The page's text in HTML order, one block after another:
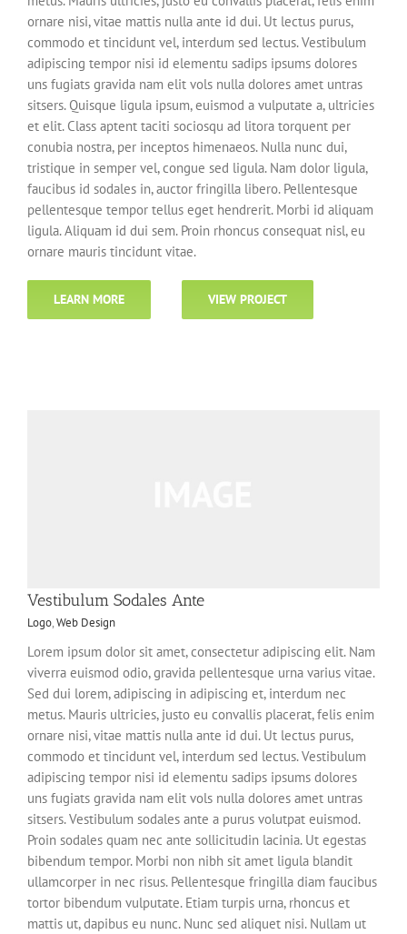
ornare nisi, vitae mattis nulla ante id dui. Ut lectus purus,
commodo et tincidunt vel, interdum sed lectus. Vestibulum
adipiscing tempor nisi id elementu sadips ipsums dolores
uns fugiats gravida nam elit vols nulla dolores amet untras
sitsers. Quisque ligula ipsum, euismod a vulputate a, ultricies
et elit. Class aptent taciti sociosqu ad litora torquent per
conubia nostra, per inceptos himenaeos. Nulla nunc dui,
tristique in semper vel, congue sed ligula. Nam dolor ligula,
faucibus id sodales in, auctor fringilla libero. Pellentesque
pellentesque tempor tellus eget hendrerit. Morbi id aliquam
ligula. Aliquam id dui sem. Proin rhoncus consequat nisl, eu
ornare mauris tincidunt vitae.
LEARN MORE VIEW PROJECT
Vestibulum Sodales Ante
Logo,Web Design
Lorem ipsum dolor sit amet, consectetur adipiscing elit. Nam
viverra euismod odio, gravida pellentesque urna varius vitae.
Sed dui lorem, adipiscing in adipiscing et, interdum nec
metus. Mauris ultricies, justo eu convallis placerat, felis enim
ornare nisi, vitae mattis nulla ante id dui. Ut lectus purus,
commodo et tincidunt vel, interdum sed lectus. Vestibulum
adipiscing tempor nisi id elementu sadips ipsums dolores
uns fugiats gravida nam elit vols nulla dolores amet untras
sitsers. Vestibulum sodales ante a purus volutpat euismod.
Proin sodales quam nec ante sollicitudin lacinia. Ut egestas
bibendum tempor. Morbi non nibh sit amet ligula blandit
ullamcorper in nec risus. Pellentesque fringilla diam faucibus
tortor bibendum vulputate. Etiam turpis urna, rhoncus et
mattis ut, dapibus eu nunc. Nunc sed aliquet nisi. Nullam ut